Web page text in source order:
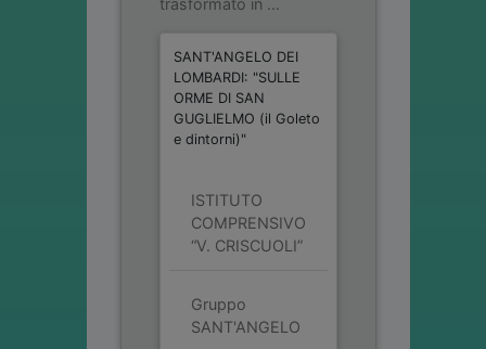
trasformato in ...
SANT'ANGELO DEI
LOMBARDI: "SULLE
ORME DI SAN
GUGLIELMO (il Goleto
e dintorni)"
ISTITUTO
COMPRENSIVO
“V. CRISCUOLI”
Gruppo
SANT'ANGELO